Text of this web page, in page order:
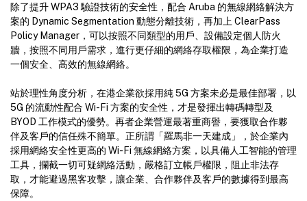
除了提升 WPA3 驗證技術的安全性，配合 Aruba 的無線網絡解決方
案的 Dynamic Segmentation 動態分離技術，再加上 ClearPass
Policy Manager，可以按照不同類型的用戶、設備設定個人防火
牆，按照不同用戶需求，進行更仔細的網絡存取權限，為企業打造
一個安全、高效的無線網絡。
站於理性角度分析，在港企業欲採用純 5G 方案未必是最佳部署，以
5G 的流動性配合 Wi-Fi 方案的安全性，才是發揮出轉碼轉型及
BYOD 工作模式的優勢。再者企業營運最著重商譽，要獲取合作夥
伴及客戶的信任殊不簡單。正所謂「羅馬非一天建成」，於企業內
採用網絡安全性更高的 Wi-Fi 無線網絡方案，以具備人工智能的管理
工具，攔截一切可疑網絡活動，嚴格訂立帳戶權限，阻止非法存
取，才能避過黑客攻擊，讓企業、合作夥伴及客戶的數據得到最高
保障。